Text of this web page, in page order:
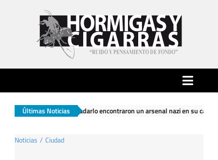
Toggle
Inicio
Ciudad
Últimas Noticias
fueron a trasladarlo encontraron un arsenal nazi en su casa | El
Noticias Ciudad